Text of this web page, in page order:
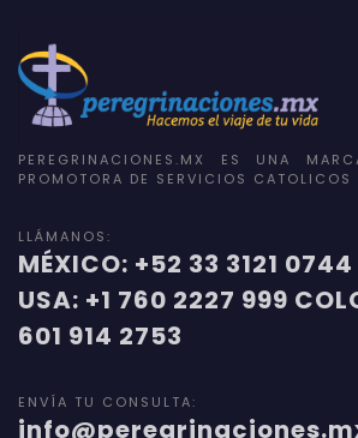
PEREGRINACIONES.MX ES UNA
PROMOTORA DE SERVICIOS CATOLICOS
LLÁMANOS:
MÉXICO: +52 33 3121 0744
USA: +1 760 2227 999
601 914 2753
ENVÍA TU CONSULTA: